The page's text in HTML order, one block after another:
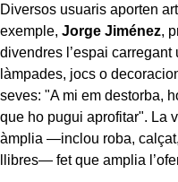
Diversos usuaris aporten
exemple, Jorge Jiménez,
divendres l’espai carregant
làmpades, jocs o
seves: "A mi em destorba,
que ho pugui aprofitar". La
àmplia —inclou roba,
llibres— fet que amplia